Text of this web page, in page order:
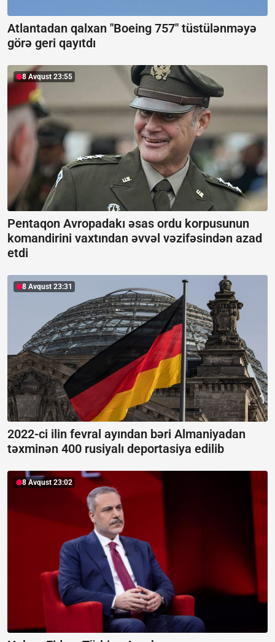
Atlantadan qalxan "Boeing 757" tüstülənməyə
görə geri qayıtdı
8 Avqust 23:55
Pentaqon Avropadakı əsas ordu korpusunun
komandirini vaxtından əvvəl vəzifəsindən azad
etdi
8 Avqust 23:31
2022-ci ilin fevral ayından bəri Almaniyadan
təxminən 400 rusiyalı deportasiya edilib
8 Avqust 23:02